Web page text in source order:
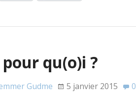
pour qu(o)i ?
Gudme 5 janvier 2015 0